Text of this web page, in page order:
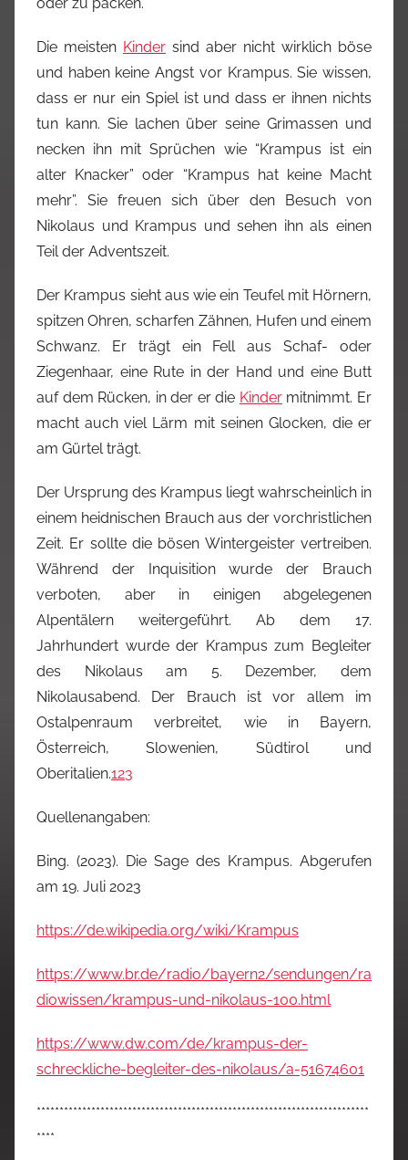
Die meisten Kinder sind aber nicht wirklich böse
und haben keine Angst vor Krampus. Sie wissen,
dass er nur ein Spiel ist und dass er ihnen nichts
tun kann. Sie lachen über seine Grimassen und
necken ihn mit Sprüchen wie “Krampus ist ein
alter Knacker” oder “Krampus hat keine Macht
mehr”. Sie freuen sich über den Besuch von
Nikolaus und Krampus und sehen ihn als einen
Teil der Adventszeit.
Der Krampus sieht aus wie ein Teufel mit Hörnern,
spitzen Ohren, scharfen Zähnen, Hufen und einem
Schwanz. Er trägt ein Fell aus Schaf- oder
Ziegenhaar, eine Rute in der Hand und eine Butt
auf dem Rücken, in der er die Kindermitnimmt. Er
macht auch viel Lärm mit seinen Glocken, die er
am Gürtel trägt.
Der Ursprung des Krampus liegt wahrscheinlich in
einem heidnischen Brauch aus der vorchristlichen
Zeit. Er sollte die bösen Wintergeister vertreiben.
Während der Inquisition wurde der Brauch
verboten, aber in einigen abgelegenen
Alpentälern weitergeführt. Ab dem 17.
Jahrhundert wurde der Krampus zum Begleiter
des Nikolaus am 5. Dezember, dem
Nikolausabend. Der Brauch ist vor allem im
Ostalpenraum verbreitet, wie in Bayern,
Österreich, Slowenien, Südtirol und
Oberitalien.123
Quellenangaben:
Bing. (2023). Die Sage des Krampus. Abgerufen
am 19. Juli 2023
https://de.wikipedia.org/wiki/Krampus
https://www.br.de/radio/bayern2/sendungen/ra
diowissen/krampus-und-nikolaus-100.html
https://www.dw.com/de/krampus-der-
schreckliche-begleiter-des-nikolaus/a-51674601
*************************************************************************
****